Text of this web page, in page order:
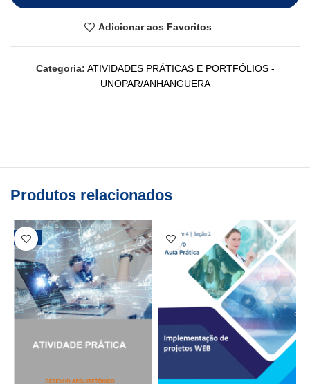
Adicionar aos Favoritos
Categoria: ATIVIDADES PRÁTICAS E PORTFÓLIOS -
UNOPAR/ANHANGUERA
Produtos relacionados
-25%